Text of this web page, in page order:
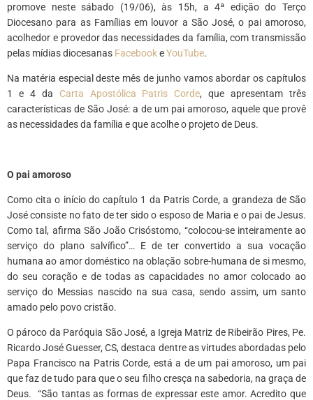
promove neste sábado (19/06), às 15h, a 4ª edição do Terço
Diocesano para as Famílias em louvor a São José, o pai amoroso,
acolhedor e provedor das necessidades da família, com transmissão
pelas mídias diocesanas FacebookeYouTube.
Na matéria especial deste mês de junho vamos abordar os capítulos
1 e 4 da Carta Apostólica Patris Corde, que apresentam três
características de São José: a de um pai amoroso, aquele que provê
as necessidades da família e que acolhe o projeto de Deus.
O pai amoroso
Como cita o início do capítulo 1 da Patris Corde, a grandeza de São
José consiste no fato de ter sido o esposo de Maria e o pai de Jesus.
Como tal, afirma São João Crisóstomo, “colocou-se inteiramente ao
serviço do plano salvífico”… E de ter convertido a sua vocação
humana ao amor doméstico na oblação sobre-humana de si mesmo,
do seu coração e de todas as capacidades no amor colocado ao
serviço do Messias nascido na sua casa, sendo assim, um santo
amado pelo povo cristão.
O pároco da Paróquia São José, a Igreja Matriz de Ribeirão Pires, Pe.
Ricardo José Guesser, CS, destaca dentre as virtudes abordadas pelo
Papa Francisco na Patris Corde, está a de um pai amoroso, um pai
que faz de tudo para que o seu filho cresça na sabedoria, na graça de
Deus. “São tantas as formas de expressar este amor. Acredito que